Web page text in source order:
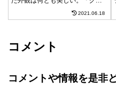
テル概要項目概要開業年1982年
屋内・屋外1000台(1泊1,...
2021.06.18
コメント
コメントや情報を是非